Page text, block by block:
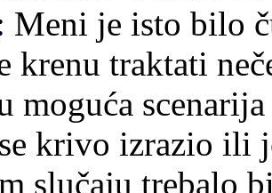
Meni je isto bilo
krenu traktati
moguća
krivo izrazio ili
slučaju trebalo